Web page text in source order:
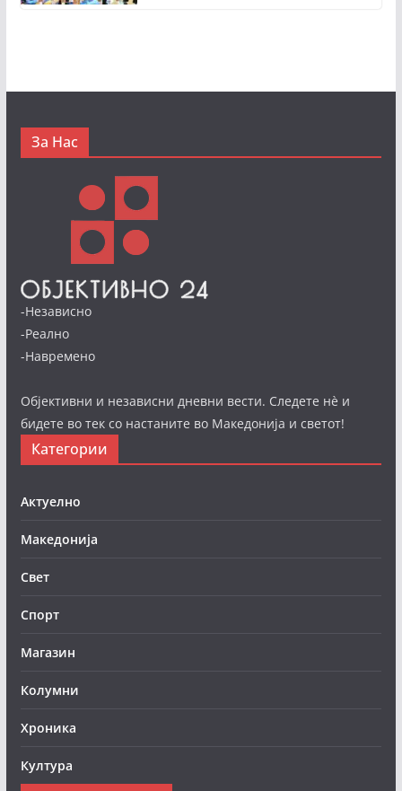
За Нас
-Независно
-Реално
-Навремено
Објективни и независни дневни вести. Следете нè и
бидете во тек со настаните во Македонија и светот!
Категории
Актуелно
Македонија
Свет
Спорт
Магазин
Колумни
Хроника
Култура